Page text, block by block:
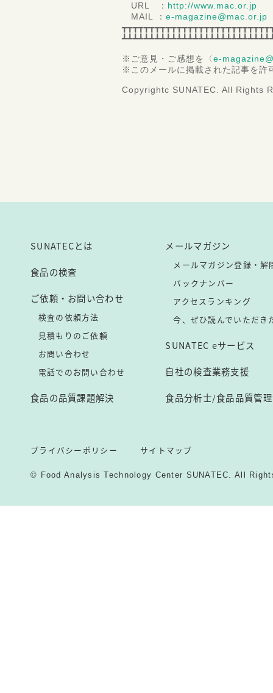
URL ： http://www.mac.or.jp
MAIL ： e-magazine@mac.or.jp
※ご意見・ご感想を〈e-
※このメールに掲載された記事を許
Copyrightc SUNATEC. All Rights
SUNATECとは
食品の検査
ご依頼・お問い合わせ
検査の依頼方法
見積もりのご依頼
お問い合わせ
電話でのお問い合わせ
食品の品質課題解決
メールマガジン
メールマガジン登録・解
バックナンバー
アクセスランキング
今、ぜひ読んでいただき
SUNATEC eサービス
自社の検査業務支援
食品分析士/食品品質管
プライバシーポリシー サイトマップ
© Food Analysis Technology Center SUNATEC. All